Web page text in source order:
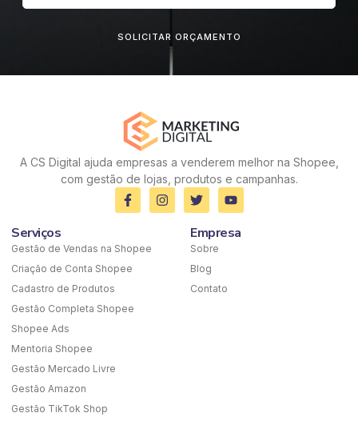
SOLICITAR ORÇAMENTO
A CS Digital ajuda empresas a venderem melhor na Shopee,
com gestão de lojas, produtos e campanhas.
Serviços
Gestão de Vendas na Shopee
Criação de Conta Shopee
Cadastro de Produtos
Gestão Completa Shopee
Shopee Ads
Mentoria Shopee
Gestão Mercado Livre
Gestão Amazon
Gestão TikTok Shop
Empresa
Sobre
Blog
Contato